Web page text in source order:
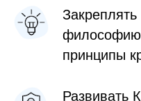
принципы
Развивать